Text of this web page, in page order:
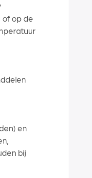
of op de
en
bij